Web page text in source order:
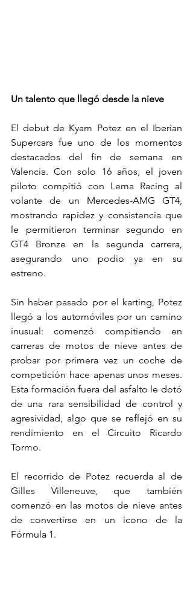
Un talento que llegó desde la nieve
El debut de Kyam Potez en el Iberian
Supercars fue uno de los momentos
destacados del fin de semana en
Valencia. Con solo 16 años, el joven
piloto compitió con Lema Racing al
volante de un Mercedes-AMG GT4,
mostrando rapidez y consistencia que
le permitieron terminar segundo en
GT4 Bronze en la segunda carrera,
asegurando uno podio ya en su
estreno.
Sin haber pasado por el karting, Potez
llegó a los automóviles por un camino
inusual: comenzó compitiendo en
carreras de motos de nieve antes de
probar por primera vez un coche de
competición hace apenas unos meses.
Esta formación fuera del asfalto le dotó
de una rara sensibilidad de control y
agresividad, algo que se reflejó en su
rendimiento en el Circuito Ricardo
Tormo.
El recorrido de Potez recuerda al de
Gilles Villeneuve, que también
comenzó en las motos de nieve antes
de convertirse en un icono de la
Fórmula 1.